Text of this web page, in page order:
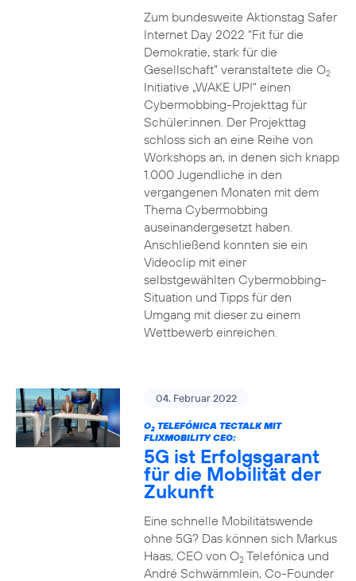
Zum bundesweite Aktionstag Safer
Internet Day 2022 “Fit für die
Demokratie, stark für die
Gesellschaft” veranstaltete die O2
Initiative „WAKE UP!“ einen
Cybermobbing-Projekttag für
Schüler:innen. Der Projekttag
schloss sich an eine Reihe von
Workshops an, in denen sich knapp
1.000 Jugendliche in den
vergangenen Monaten mit dem
Thema Cybermobbing
auseinandergesetzt haben.
Anschließend konnten sie ein
Videoclip mit einer
selbstgewählten Cybermobbing-
Situation und Tipps für den
Umgang mit dieser zu einem
Wettbewerb einreichen.
04. Februar 2022
O2TELEFÓNICA TECTALK MIT
FLIXMOBILITY CEO:
5G ist Erfolgsgarant
für die Mobilität der
Zukunft
Eine schnelle Mobilitätswende
ohne 5G? Das können sich Markus
Haas, CEO von O2Telefónica und
André Schwämmlein, Co-Founder